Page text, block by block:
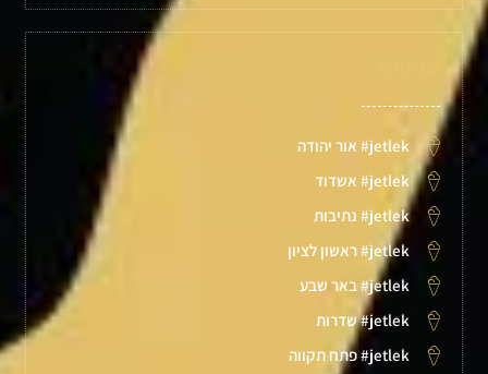
jetlek# אור יהודה
jetlek# אשדוד
jetlek# נתיבות
jetlek# ראשון לציון
jetlek# באר שבע
jetlek# שדרות
jetlek# פתח תקווה